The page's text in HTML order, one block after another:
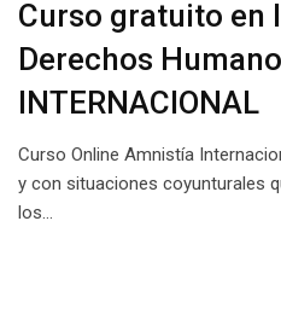
Curso gratuito en
Derechos
INTERNACIONAL
Curso Online Amnistía
y con situaciones coyunturales
los…